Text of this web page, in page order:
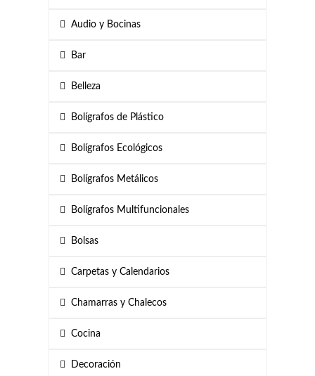
Audio y Bocinas
Bar
Belleza
Bolígrafos de Plástico
Bolígrafos Ecológicos
Bolígrafos Metálicos
Bolígrafos Multifuncionales
Bolsas
Carpetas y Calendarios
Chamarras y Chalecos
Cocina
Decoración